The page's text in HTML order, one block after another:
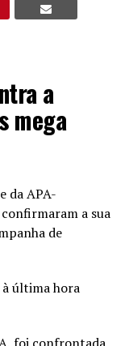
a
mega
da APA-
a sua
de
à última hora